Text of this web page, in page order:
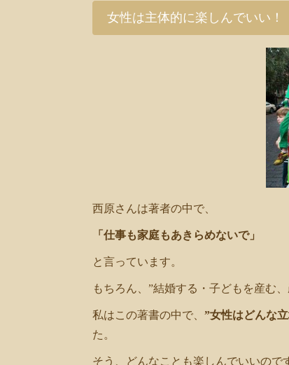
女性は主体的に楽しんでいい！
西原さんは著者の中で、
「仕事も家庭もあきらめないで」
と言っています。
もちろん、”結婚する・子どもを産む
私はこの著書の中で、 ”女性はどんな
た。
そう、どんなことも楽しんでいいので